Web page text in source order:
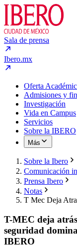
Sala de prensa
Ibero.mx
Oferta
Admisiones y
Investigación
Vida en Campus
Servicios
Sobre la IBERO
Más
Sobre la Ibero
Comunicación
Prensa Ibero
Notas
T Mec Deja
T-MEC deja
seguridad
IBERO